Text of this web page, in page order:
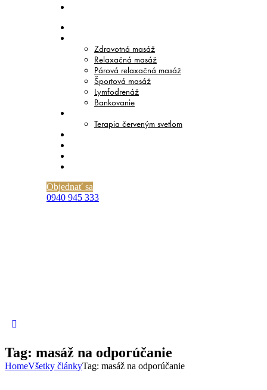
Zdravotná masáž
Relaxačná masáž
Párová relaxačná masáž
Športová masáž
Lymfodrenáž
Bankovanie
Terapia červeným svetlom
Objednať sa
0940 945 333
Tag: masáž na odporúčanie
HomeVšetky článkyTag: masáž na odporúčanie